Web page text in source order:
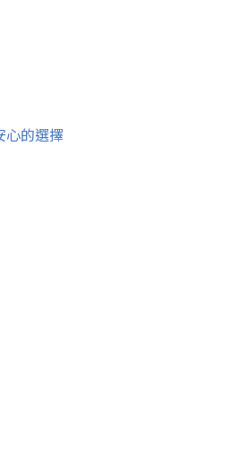
心的選擇